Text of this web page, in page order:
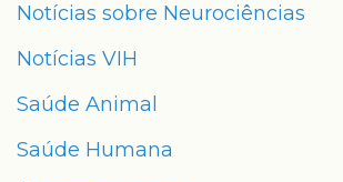
Notícias sobre Neurociências
Notícias VIH
Saúde Animal
Saúde Humana